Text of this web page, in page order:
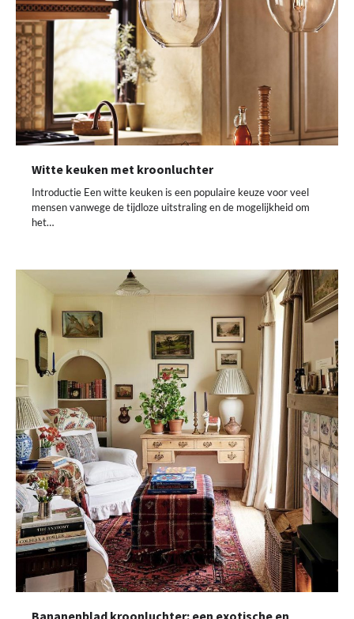
Witte keuken met kroonluchter
Introductie Een witte keuken is een populaire keuze voor veel
mensen vanwege de tijdloze uitstraling en de mogelijkheid om
het…